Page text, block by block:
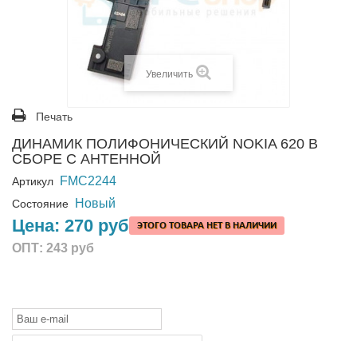
Увеличить
Печать
ДИНАМИК ПОЛИФОНИЧЕСКИЙ NOKIA 620 В
СБОРЕ С АНТЕННОЙ
Артикул FMC2244
Состояние Новый
Цена: 270 руб
ОПТ: 243 руб
ЭТОГО ТОВАРА НЕТ В НАЛИЧИИ